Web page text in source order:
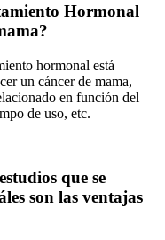
Hormonal
hormonal está
un cáncer de mama,
en función del
de uso, etc.
que se
son las ventajas